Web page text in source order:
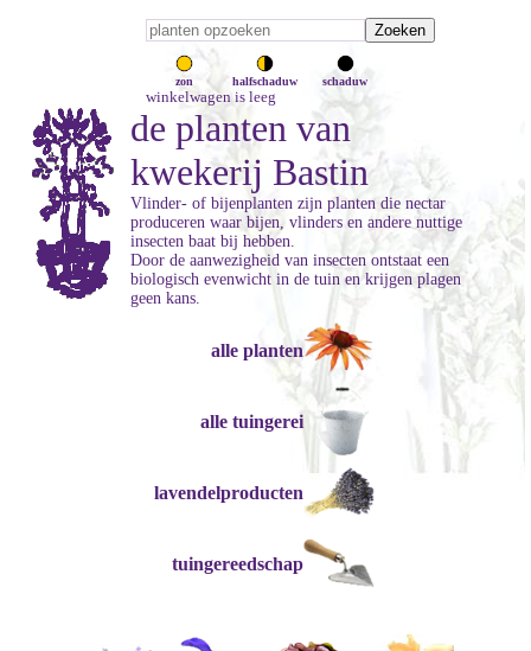
zon halfschaduw schaduw
winkelwagen is leeg
de planten van
kwekerij Bastin
Vlinder- of bijenplanten zijn planten die nectar
produceren waar bijen, vlinders en andere nuttige
insecten baat bij hebben.
Door de aanwezigheid van insecten ontstaat een
biologisch evenwicht in de tuin en krijgen plagen
geen kans.
alle planten
alle tuingerei
lavendelproducten
tuingereedschap